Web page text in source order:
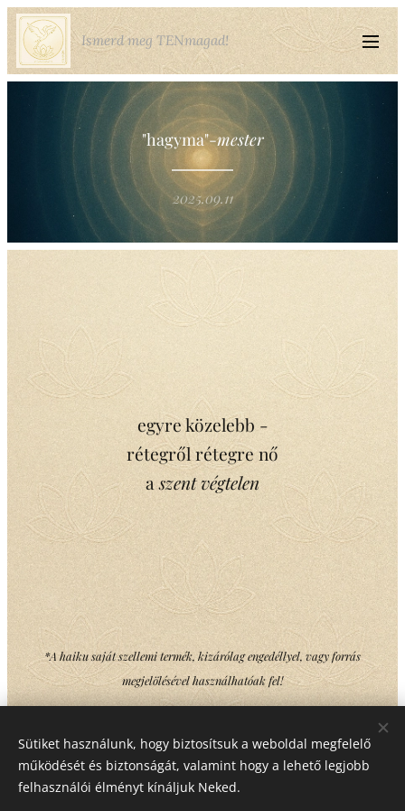
Ismerd meg TENmagad!
"hagyma"-mester
2025.09.11
egyre közelebb -
rétegről rétegre nő
aszent végtelen
*A haiku saját szellemi termék, kizárólag engedéllyel, vagy forrás
megjelölésével használhatóak fel!
Share
Sütiket használunk, hogy biztosítsuk a weboldal megfelelő
működését és biztonságát, valamint hogy a lehető legjobb
felhasználói élményt kínáljuk Neked.